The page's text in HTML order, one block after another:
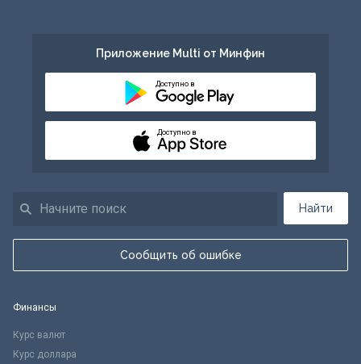
Найти
Сообщить об ошибке
Приложение Multi от Минфин
Доступно в
Доступно в
Финансы
Курс валют
Курс доллара